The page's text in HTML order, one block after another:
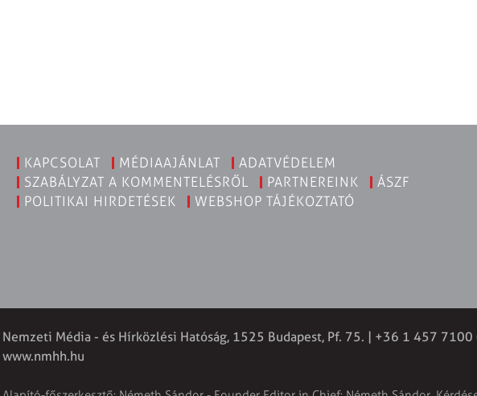
KAPCSOLAT MÉDIAAJÁNLAT
ADATVÉDELEM
SZABÁLYZAT A KOMMENTELÉSRŐL
PARTNEREINK
ÁSZF
POLITIKAI HIRDETÉSEK
WEBSHOP TÁJÉKOZTATÓ
Nemzeti Média - és Hírközlési Hatóság, 1525 Budapest, Pf. 75. | +36 1 457
www.nmhh.hu